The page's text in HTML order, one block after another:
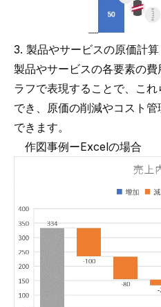
3. 製品やサービスの原価計算
製品やサービスの各要素の
ラフで表現することで、こ
でき、原価の削減やコスト
できます。
作図事例ーExcelの場合